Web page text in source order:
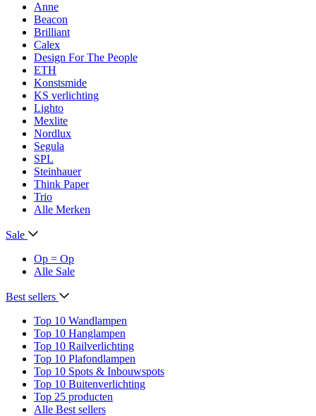
Anne
Beacon
Brilliant
Calex
Design For The People
ETH
Konstsmide
KS verlichting
Lighto
Mexlite
Nordlux
Segula
SPL
Steinhauer
Think Paper
Trio
Alle Merken
Sale
Op = Op
Alle Sale
Best sellers
Top 10 Wandlampen
Top 10 Hanglampen
Top 10 Railverlichting
Top 10 Plafondlampen
Top 10 Spots & Inbouwspots
Top 10 Buitenverlichting
Top 25 producten
Alle Best sellers